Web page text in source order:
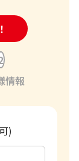
ム
情報
)